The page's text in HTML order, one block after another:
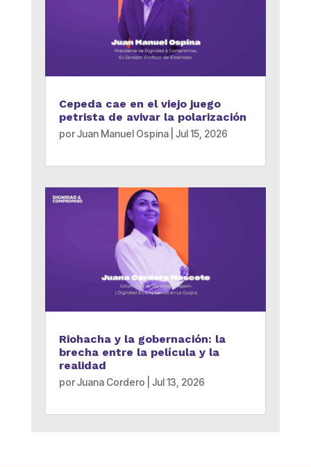
Cepeda cae en el viejo juego
petrista de avivar la polarización
porJuan Manuel Ospina| Jul 15, 2026
Riohacha y la gobernación: la
brecha entre la película y la
realidad
porJuana Cordero Jul 13, 2026